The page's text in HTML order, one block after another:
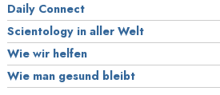
Daily Connect
Scientology in aller Welt
Wie wir helfen
Wie man gesund bleibt